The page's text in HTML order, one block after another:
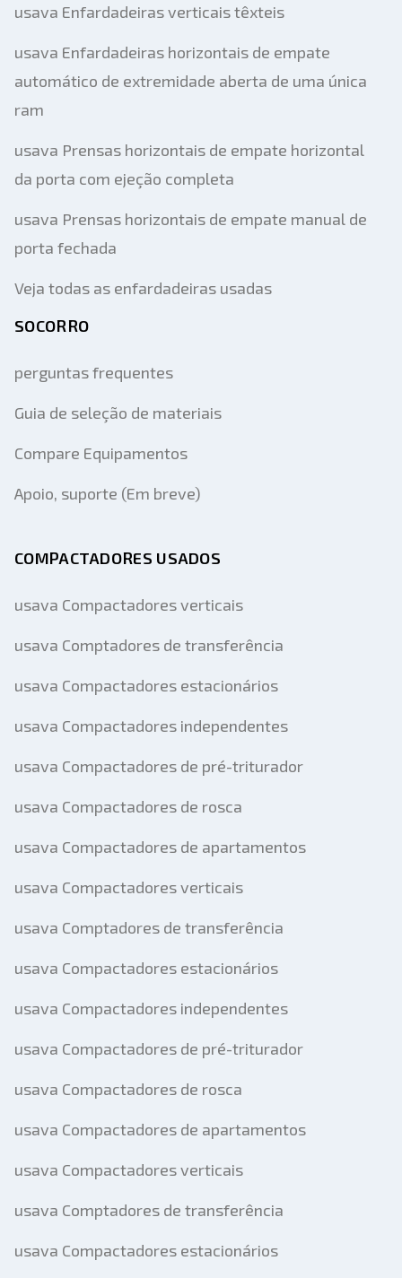
usava Enfardadeiras verticais têxteis
usava Enfardadeiras horizontais de empate
automático de extremidade aberta de uma única
ram
usava Prensas horizontais de empate horizontal
da porta com ejeção completa
usava Prensas horizontais de empate manual de
porta fechada
Veja todas as enfardadeiras usadas
SOCORRO
perguntas frequentes
Guia de seleção de materiais
Compare Equipamentos
Apoio, suporte (Em breve)
COMPACTADORES USADOS
usava Compactadores verticais
usava Comptadores de transferência
usava Compactadores estacionários
usava Compactadores independentes
usava Compactadores de pré-triturador
usava Compactadores de rosca
usava Compactadores de apartamentos
usava Compactadores verticais
usava Comptadores de transferência
usava Compactadores estacionários
usava Compactadores independentes
usava Compactadores de pré-triturador
usava Compactadores de rosca
usava Compactadores de apartamentos
usava Compactadores verticais
usava Comptadores de transferência
usava Compactadores estacionários